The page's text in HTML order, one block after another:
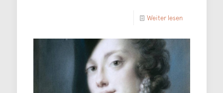
Weiter lesen